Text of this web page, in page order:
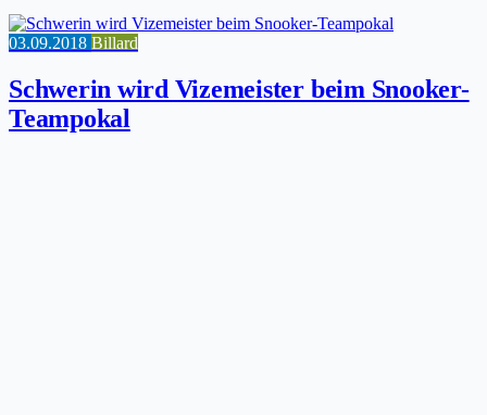
03.09.2018 Billard
Schwerin wird Vizemeister beim Snooker-
Teampokal